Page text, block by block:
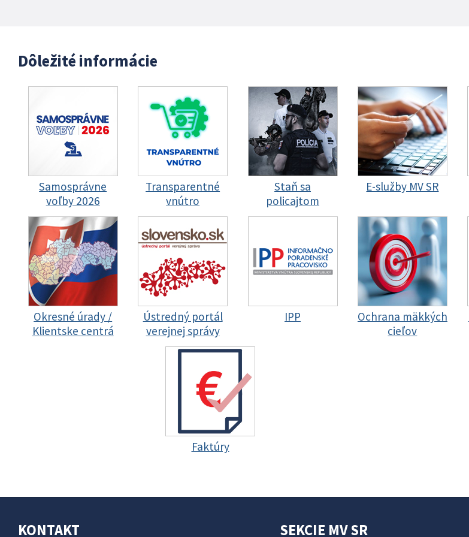
Dôležité informácie
Samosprávne
voľby 2026
Transparentné
vnútro
Staň sa
policajtom
E-služby MV SR
Okresné úrady /
Klientske centrá
Ústredný portál
verejnej správy
IPP
Ochrana mäkkých
cieľov
Faktúry
KONTAKT SEKCIE MV SR